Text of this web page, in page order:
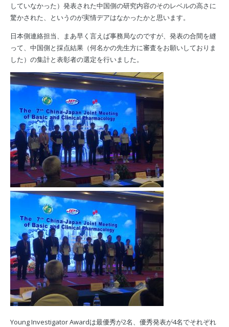
していなかった）発表された中国側の研究内容のそのレベルの高さに
驚かされた、というのが実情デアはなかったかと思います。
日本側連絡担当、まあ早く言えば事務局なのですが、発表の合間を縫
って、中国側と採点結果（何名かの先生方に審査をお願いしておりま
した）の集計と表彰者の選定を行いました。
Young Investigator Awardは最優秀が2名、優秀発表が4名でそれぞれ